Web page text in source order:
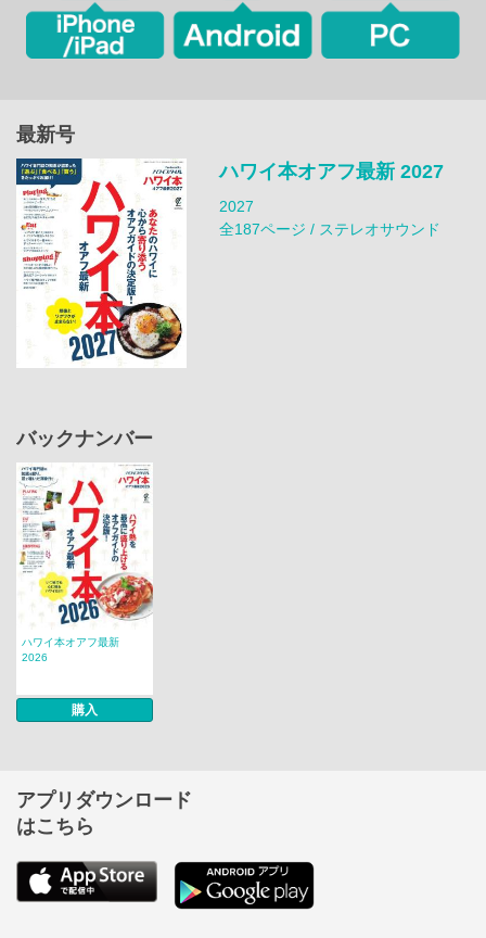
最新号
ハワイ本オアフ最新 2027
2027
全187ページ / ステレオサウンド
バックナンバー
ハワイ本オアフ最新
2026
購入
アプリダウンロード
はこちら